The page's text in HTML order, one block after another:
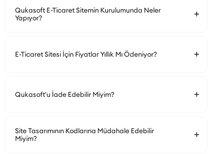
Qukasoft E-Ticaret Sitemin Kurulumunda Neler
Yapıyor?
E-Ticaret Sitesi İçin Fiyatlar Yıllık Mı Ödeniyor?
Qukasoft'u İade Edebilir Miyim?
Site Tasarımının Kodlarına Müdahale Edebilir
Miyim?